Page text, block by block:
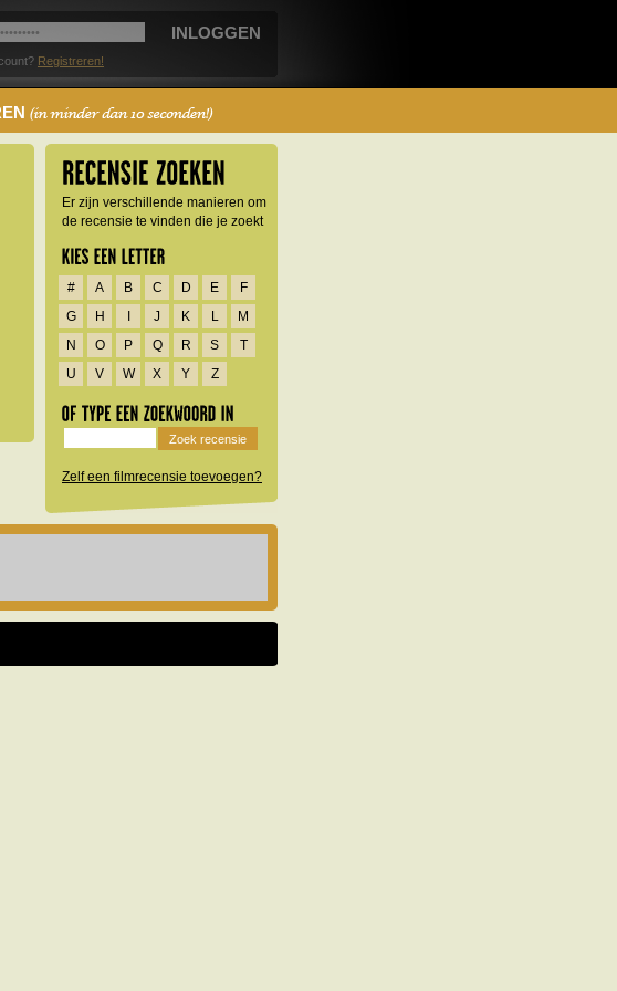
Registreren!
Er zijn verschillende manieren om
de recensie te vinden die je zoekt
# A B C D E
F
G
H J K L
M
N
O P Q R S
T
U
V W X Y Z
Zelf een filmrecensie toevoegen?